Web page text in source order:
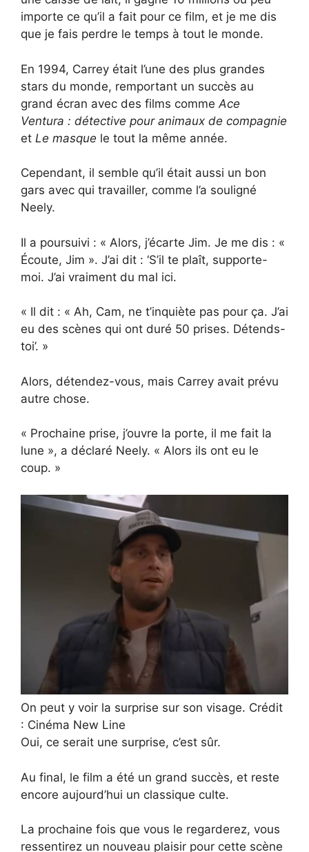
importe ce qu’il a fait pour ce film, et je me dis
que je fais perdre le temps à tout le monde.
En 1994, Carrey était l’une des plus grandes
stars du monde, remportant un succès au
grand écran avec des films comme Ace
Ventura : détective pour animaux de compagnie
et Le masque le tout la même année.
Cependant, il semble qu’il était aussi un bon
gars avec qui travailler, comme l’a souligné
Neely.
Il a poursuivi : « Alors, j’écarte Jim. Je me dis : «
Écoute, Jim ». J’ai dit : ‘S’il te plaît, supporte-
moi. J’ai vraiment du mal ici.
« Il dit : « Ah, Cam, ne t’inquiète pas pour ça. J’ai
eu des scènes qui ont duré 50 prises. Détends-
toi’. »
Alors, détendez-vous, mais Carrey avait prévu
autre chose.
« Prochaine prise, j’ouvre la porte, il me fait la
lune », a déclaré Neely. « Alors ils ont eu le
coup. »
On peut y voir la surprise sur son visage. Crédit
: Cinéma New Line
Oui, ce serait une surprise, c’est sûr.
Au final, le film a été un grand succès, et reste
encore aujourd’hui un classique culte.
La prochaine fois que vous le regarderez, vous
ressentirez un nouveau plaisir pour cette scène